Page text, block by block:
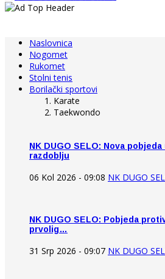
Naslovnica
Nogomet
Rukomet
Stolni tenis
Borilački sportovi
Karate
Taekwondo
NK DUGO SELO: Nova
razdoblju
06 Kol 2026 - 09:08 NK DUGO
NK DUGO SELO: Pobjeda
prvolig…
31 Srp 2026 - 09:07 NK DUGO